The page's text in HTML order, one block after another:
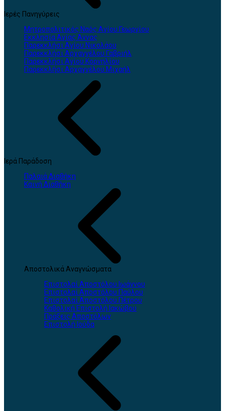
Ιερές Πανηγύρεις
Μητροπολιτικός Ναός Αγίου Γεωργίου
Εκκλησία Αγίας Άννας
Παρεκκλήσι Αγίου Νικολάου
Παρεκκλήσι Αρχαγγέλου Γαβριήλ
Παρεκκλήσι Αγίου Κορνηλίου
Παρεκκλήσι Αρχαγγέλου Μιχαήλ
Ιερά Παράδοση
Παλαιά Διαθήκη
Καινή Διαθήκη
Αποστολικά Αναγνώσματα
Επιστολαί Αποστόλου Ιωάννου
Επιστολαί Αποστόλου Παύλου
Επιστολαί Αποστόλου Πέτρου
Καθολική Επιστολή Ιακώβου
Πράξεις Αποστόλων
Επιστολή Ιούδα